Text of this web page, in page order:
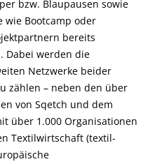
bzw. Blaupausen sowie
wie Bootcamp oder
bereits
Dabei werden die
Netzwerke beider
zählen – neben den über
von Sqetch und dem
über 1.000 Organisationen
Textilwirtschaft (textil-